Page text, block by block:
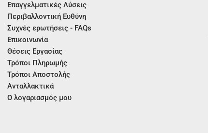
Επαγγελματικές Λύσεις
Περιβαλλοντική Ευθύνη
Συχνές ερωτήσεις - FAQs
Επικοινωνία
Θέσεις Εργασίας
Τρόποι Πληρωμής
Τρόποι Αποστολής
Ανταλλακτικά
Ο λογαριασμός μου